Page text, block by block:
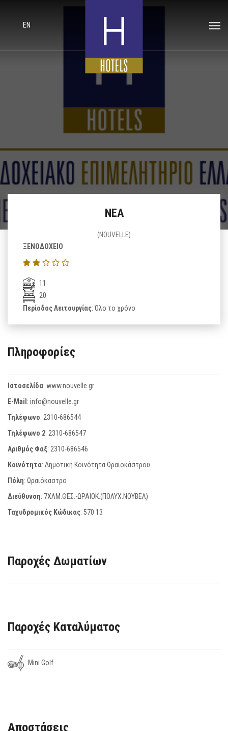
EN
ΝΕΑ
(NOUVELLE)
ΞΕΝΟΔΟΧΕΙΟ
11
20
Περίοδος Λειτουργίας: Όλο το χρόνο
Πληροφορίες
Ιστοσελίδα: www.nouvelle.gr
E-Mail: info@nouvelle.gr
Τηλέφωνο: 2310-686544
Τηλέφωνο 2: 2310-686547
Αριθμός Φαξ: 2310-686546
Κοινότητα: Δημοτική Κοινότητα Ωραιοκάστρου
Πόλη: Ωραιόκαστρο
Διεύθυνση: 7ΧΛΜ.ΘΕΣ.-ΩΡΑΙΟΚ.(ΠΟΛΥΧ.ΝΟΥΒΕΛ)
Ταχυδρομικός Κώδικας: 570 13
Παροχές Δωματίων
Παροχές Καταλύματος
Mini Golf
Αποστάσεις